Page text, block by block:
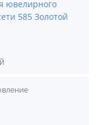
ювелирного
585 Золотой